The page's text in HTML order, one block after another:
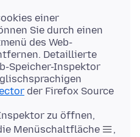
einer
Sie durch einen
des Web-
Detaillierte
Speicher-Inspektor
der Firefox Source
zu öffnen,
Menüschaltfläche
,